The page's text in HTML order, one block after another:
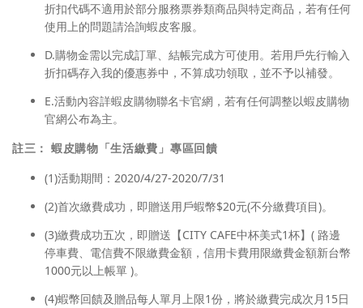
折扣代碼不適用於部分服務票券類商品與特定商品，若有任何
使用上的問題請洽詢蝦皮客服。
D.購物金需以完成訂單、結帳完成方可使用。若用戶先行輸入
折扣碼存入我的優惠券中，不算成功領取，並不予以補發。
E.活動內容詳蝦皮購物聯名卡官網，若有任何調整以蝦皮購物
官網公布為主。
註三： 蝦皮購物「生活繳費」專區回饋
(1)活動期間：2020/4/27-2020/7/31
(2)首次繳費成功，即贈送用戶蝦幣$20元(不分繳費項目)。
(3)繳費成功五次，即贈送【CITY CAFE中杯美式1杯】( 路邊
停車費、電信費不限繳費金額，信用卡費用限繳費金額新台幣
1000元以上帳單 )。
(4)蝦幣回饋及贈品每人單月上限1份，將於繳費完成次月15日